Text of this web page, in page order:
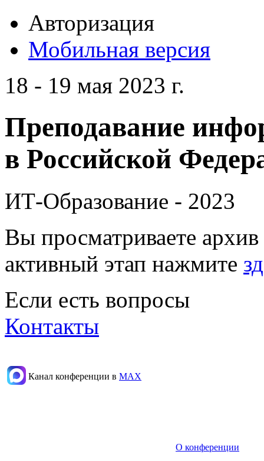
Авторизация
Мобильная версия
18 - 19 мая 2023 г.
Преподавание
в Российской
ИТ-Образование - 2023
Вы просматриваете
активный этап нажмите
Если есть вопросы
Контакты
Канал конференции в МАХ
О конференции